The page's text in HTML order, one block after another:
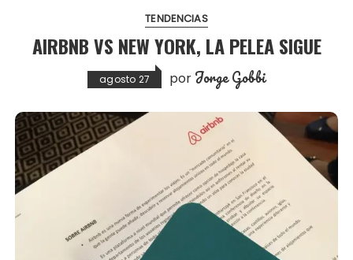
TENDENCIAS
AIRBNB VS NEW YORK, LA PELEA SIGUE
agosto 27 por Jorge Gobbi